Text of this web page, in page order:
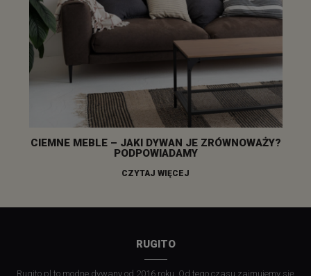
CIEMNE MEBLE – JAKI DYWAN JE ZRÓWNOWAŻY?
PODPOWIADAMY
CZYTAJ WIĘCEJ
RUGITO
Rugito.pl to modne dywany od 2016 roku. Od tego czasu zajmujemy się